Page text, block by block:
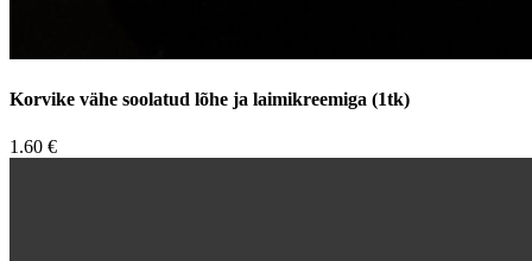
Korvike vähe soolatud lõhe ja laimikreemiga (1tk)
1.60 €